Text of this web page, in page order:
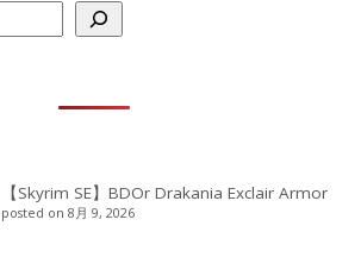
【Skyrim SE】BDOr Drakania Exclair Armor
posted on 8月 9, 2026